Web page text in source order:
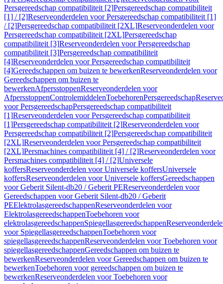
Persgereedschap compatibiliteit [2]Persgereedschap compatibiliteit
[1] / [2]Reserveonderdelen voor Persgereedschap compatibiliteit [1]
/ [2]Persgereedschap compatibiliteit [2XL]Reserveonderdelen voor
Persgereedschap compatibiliteit [2XL]Persgereedschap
compatibiliteit [3]Reserveonderdelen voor Persgereedschap
compatibiliteit [3]Persgereedschap compatibiliteit
[4]Reserveonderdelen voor Persgereedschap compatibiliteit
[4]Gereedschappen om buizen te bewerkenReserveonderdelen voor
Gereedschappen om buizen te
bewerkenAfpersstoppenReserveonderdelen voor
AfpersstoppenControlemiddelenToebehorenPersgereedschap
voor PersgereedschapPersgereedschap compatibiliteit
[1]Reserveonderdelen voor Persgereedschap compatibiliteit
[1]Persgereedschap compatibiliteit [2]Reserveonderdelen voor
Persgereedschap compatibiliteit [2]Persgereedschap compatibiliteit
[2XL]Reserveonderdelen voor Persgereedschap compatibiliteit
[2XL]Persmachines compatibiliteit [4] / [2]Reserveonderdelen voor
Persmachines compatibiliteit [4] / [2]Universele
koffersReserveonderdelen voor Universele koffersUniversele
koffersReserveonderdelen voor Universele koffersGereedschappen
voor Geberit Silent-db20 / Geberit PEReserveonderdelen voor
Gereedschappen voor Geberit Silent-db20 / Geberit
PEElektrolasgereedschappenReserveonderdelen voor
ElektrolasgereedschappenToebehoren voor
elektrolasgereedschappenSpiegellasgereedschappen
voor SpiegellasgereedschappenToebehoren voor
spiegellasgereedschappenReserveonderdelen voor Toebehoren voor
spiegellasgereedschappenGereedschappen om buizen te
bewerkenReserveonderdelen voor Gereedschappen om buizen te
bewerkenToebehoren voor gereedschappen om buizen te
bewerkenReserveonderdelen voor Toebehoren voor